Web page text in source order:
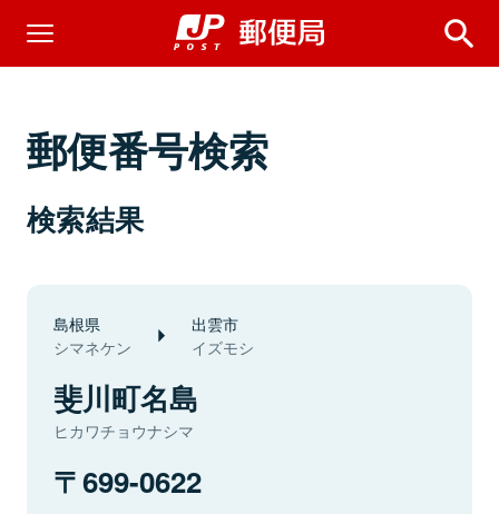
郵便番号検索
検索結果
島根県
シマネケン
出雲市
イズモシ
斐川町名島
ヒカワチョウナシマ
699-0622